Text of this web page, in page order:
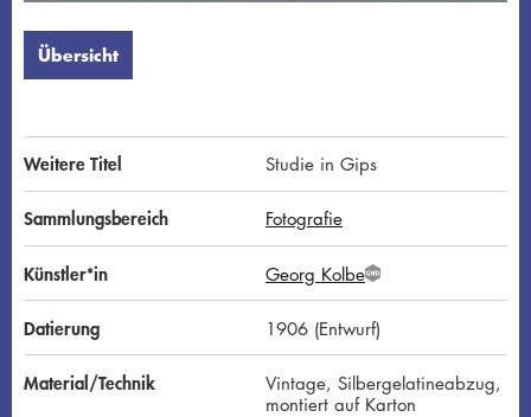
Übersicht
Weitere Titel Studie in Gips
Sammlungsbereich Fotografie
Künstler*in Georg KolbeG
N
D
Datierung 1906 (Entwurf)
Material/Technik
Vintage, Silbergelatineabzug,
montiert auf Karton